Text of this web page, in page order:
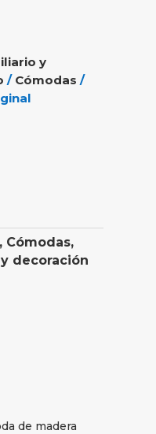
y
/ Cómodas /
, Cómodas,
decoración
de madera